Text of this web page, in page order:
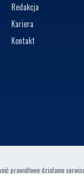
Redakcja
Kariera
Kontakt
prawidłowe działanie